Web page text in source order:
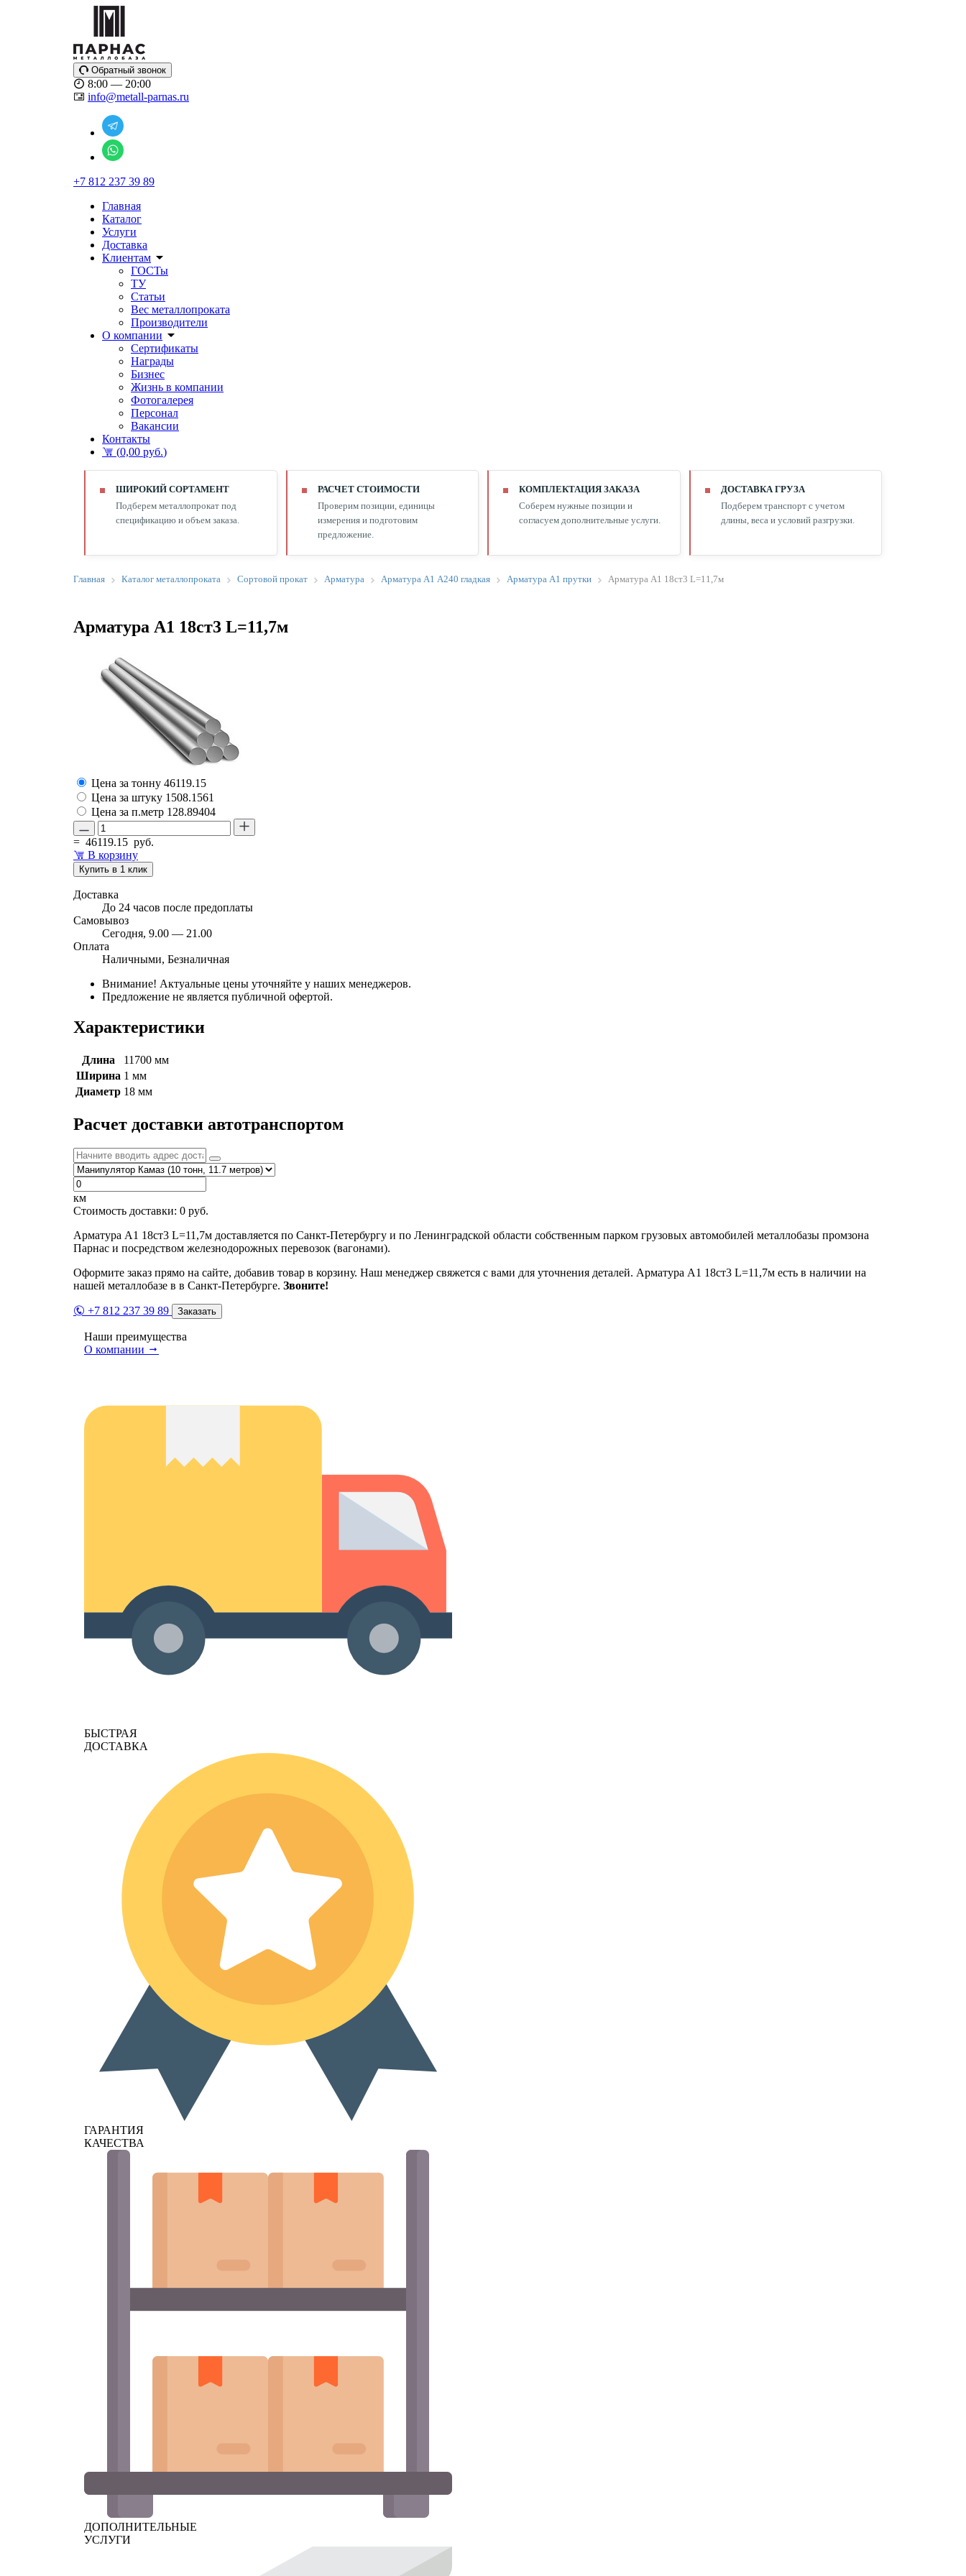
Обратный звонок
8:00 — 20:00
info@metall-parnas.ru
+7 812 237 39 89
Главная
Каталог
Услуги
Доставка
Клиентам
ГОСТы
ТУ
Статьи
Вес металлопроката
Производители
О компании
Сертификаты
Награды
Бизнес
Жизнь в компании
Фотогалерея
Персонал
Вакансии
Контакты
(0,00 руб.)
ШИРОКИЙ СОРТАМЕНТ
Подберем металлопрокат под
спецификацию и объем заказа.
РАСЧЕТ СТОИМОСТИ
Проверим позиции, единицы
измерения и подготовим
предложение.
КОМПЛЕКТАЦИЯ ЗАКАЗА
Соберем нужные позиции и
согласуем дополнительные услуги.
ДОСТАВКА ГРУЗА
Подберем транспорт с учетом
длины, веса и условий разгрузки.
Главная Каталог металлопроката Сортовой прокат Арматура Арматура А1 А240 гладкая Арматура А1 прутки Арматура А1 18ст3 L=11,7м
Арматура А1 18ст3 L=11,7м
Цена за тонну 46119.15
Цена за штуку 1508.1561
Цена за п.метр 128.89404
= 46119.15 руб.
В корзину
Купить в 1 клик
Доставка
До 24 часов после предоплаты
Самовывоз
Сегодня, 9.00 — 21.00
Оплата
Наличными, Безналичная
Внимание! Актуальные цены уточняйте у наших менеджеров.
Предложение не является публичной офертой.
Характеристики
Длина
11700 мм
Ширина 1 мм
Диаметр 18 мм
Расчет доставки автотранспортом
км
Стоимость доставки: 0 руб.
Арматура А1 18ст3 L=11,7м доставляется по Санкт-Петербургу и по Ленинградской области собственным парком грузовых автомобилей металлобазы промзона
Парнас и посредством железнодорожных перевозок (вагонами).
Оформите заказ прямо на сайте, добавив товар в корзину. Наш менеджер свяжется с вами для уточнения деталей. Арматура А1 18ст3 L=11,7м есть в наличии на
нашей металлобазе в в Санкт-Петербурге. Звоните!
+7 812 237 39 89 Заказать
Наши преимущества
О компании
БЫСТРАЯ
ДОСТАВКА
ГАРАНТИЯ
КАЧЕСТВА
ДОПОЛНИТЕЛЬНЫЕ
УСЛУГИ